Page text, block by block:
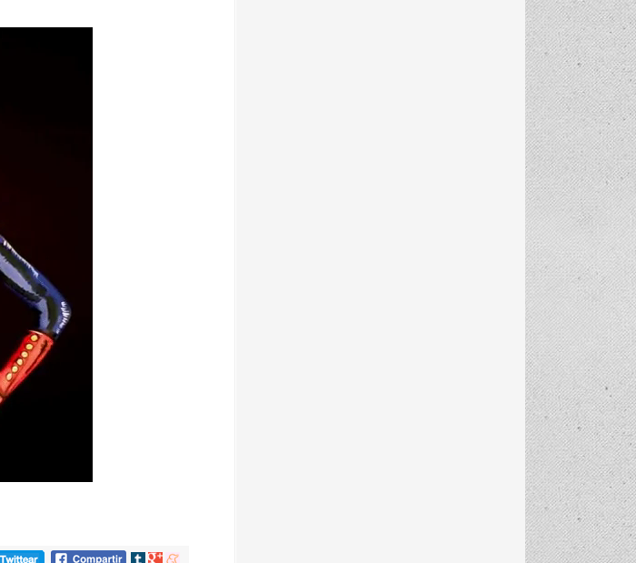
Compartir
Compartir
Compartir